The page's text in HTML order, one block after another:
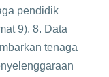
pendidik
9). 8. Data
tenaga